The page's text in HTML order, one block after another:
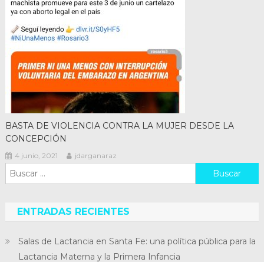
BASTA DE VIOLENCIA CONTRA LA MUJER DESDE LA
CONCEPCIÓN
4 junio, 2021 jdarganaraz
Buscar:
ENTRADAS RECIENTES
Salas de Lactancia en Santa Fe: una política pública para la
Lactancia Materna y la Primera Infancia